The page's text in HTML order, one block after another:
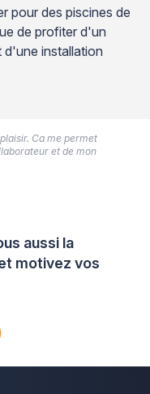
pour des piscines de
de profiter d'un
installation
aussi la
motivez vos
Ca me permet
et de mon